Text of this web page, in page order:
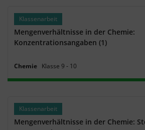
Klassenarbeit
Mengenverhältnisse in der Chemie:
Konzentrationsangaben (1)
Chemie Klasse 9 ‐ 10
Klassenarbeit
Mengenverhältnisse in der Chemie: